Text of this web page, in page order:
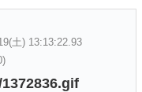
土) 13:13:22.93